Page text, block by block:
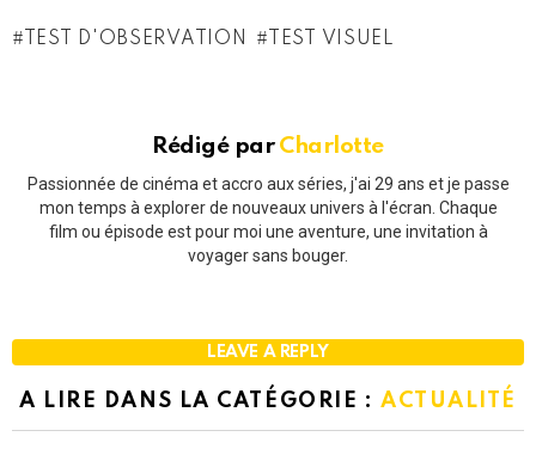
TEST D'OBSERVATION TEST VISUEL
Rédigé par Charlotte
Passionnée de cinéma et accro aux séries, j'ai 29 ans et je passe
mon temps à explorer de nouveaux univers à l'écran. Chaque
film ou épisode est pour moi une aventure, une invitation à
voyager sans bouger.
LEAVE A REPLY
A LIRE DANS LA CATÉGORIE : ACTUALITÉ